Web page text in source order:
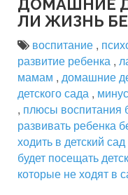
ДОМАШНИЕ
ЛИ ЖИЗНЬ
воспитание ,
развитие ребенка ,
мамам , домашние
детского сада ,
, плюсы воспитания
развивать ребенка
ходить в детский сад
будет посещать
которые не ходят в